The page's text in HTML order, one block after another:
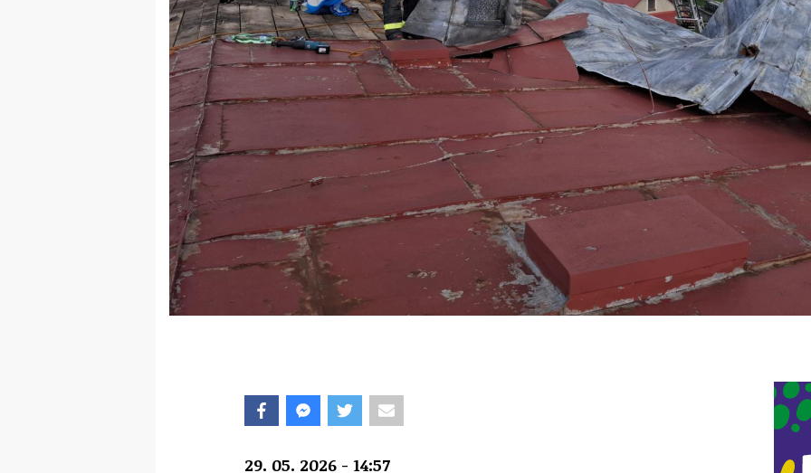
29. 05. 2026 - 14:57